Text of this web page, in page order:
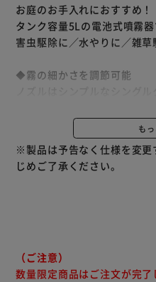
お庭のお手入れにおすすめ！
タンク容量5Lの電池式噴霧器
害虫駆除に／水やりに／雑
◆霧の細かさを調節可能
噴射：キャップを緩めると
噴霧：キャップを閉めると
◆透明タンク
高いところもラクラク散布。
ロングノズルでムダのない
も
※製品は予告なく仕様を変更
じめご了承ください。
（ご注意）
数量限定商品はご注文が完